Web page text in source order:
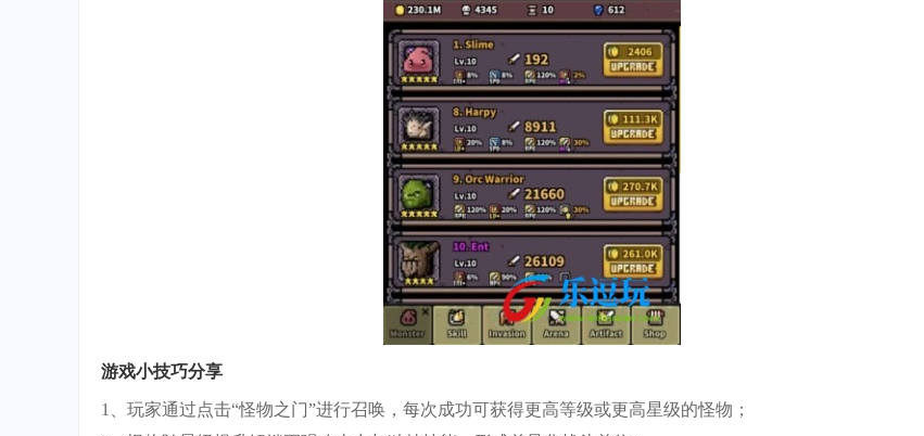
游戏小技巧分享
1、玩家通过点击“怪物之门”进行召唤，每次成功可获得更高等级或更高星级的怪物；